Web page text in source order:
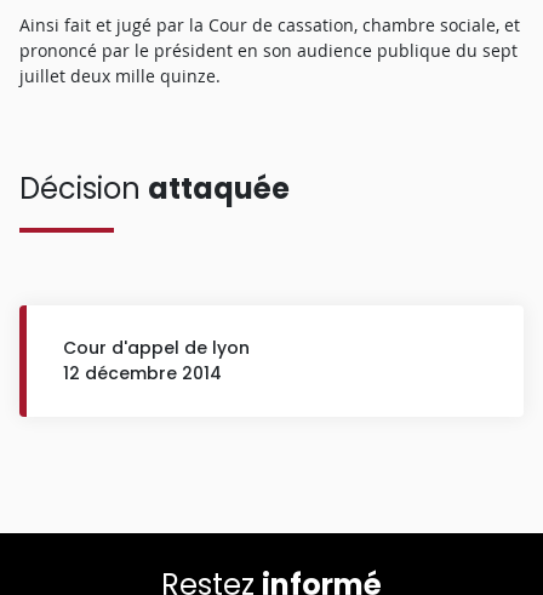
Ainsi fait et jugé par la Cour de cassation, chambre sociale, et
prononcé par le président en son audience publique du sept
juillet deux mille quinze.
Décision attaquée
Cour d'appel de lyon
12 décembre 2014
Restez informé